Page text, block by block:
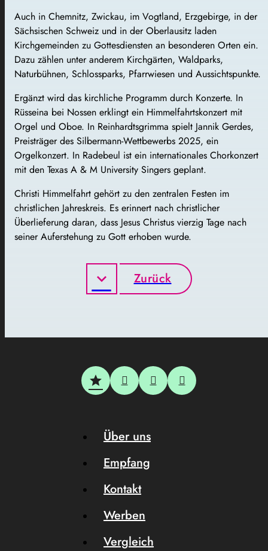
Auch in Chemnitz, Zwickau, im Vogtland, Erzgebirge, in der
Sächsischen Schweiz und in der Oberlausitz laden
Kirchgemeinden zu Gottesdiensten an besonderen Orten ein.
Dazu zählen unter anderem Kirchgärten, Waldparks,
Naturbühnen, Schlossparks, Pfarrwiesen und Aussichtspunkte.
Ergänzt wird das kirchliche Programm durch Konzerte. In
Rüsseina bei Nossen erklingt ein Himmelfahrtskonzert mit
Orgel und Oboe. In Reinhardtsgrimma spielt Jannik Gerdes,
Preisträger des Silbermann-Wettbewerbs 2025, ein
Orgelkonzert. In Radebeul ist ein internationales Chorkonzert
mit den Texas A & M University Singers geplant.
Christi Himmelfahrt gehört zu den zentralen Festen im
christlichen Jahreskreis. Es erinnert nach christlicher
Überlieferung daran, dass Jesus Christus vierzig Tage nach
seiner Auferstehung zu Gott erhoben wurde.
Zurück
Über uns
Empfang
Kontakt
Werben
Vergleich